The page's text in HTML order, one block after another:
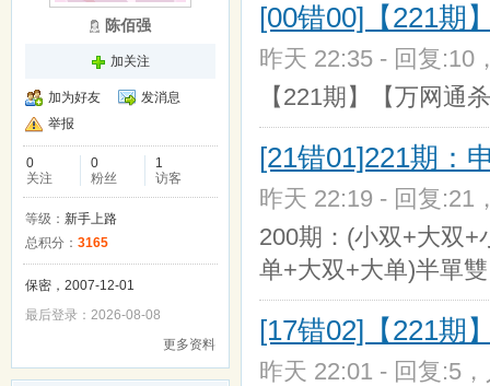
陈佰强
加关注
加为好友
发消息
举报
0
关注
0
粉丝
1
访客
等级： 新手上路
总积分： 3165
保密，2007-12-01
最后登录：2026-08-08
更多资料
[00错00]【221期
昨天 22:35 - 回复:10
【221期】【万网通
[21错01]221期：
昨天 22:19 - 回复:21
200期：(小双+大双
单+大双+大单)半單
[17错02]【221期
昨天 22:01 - 回复:5